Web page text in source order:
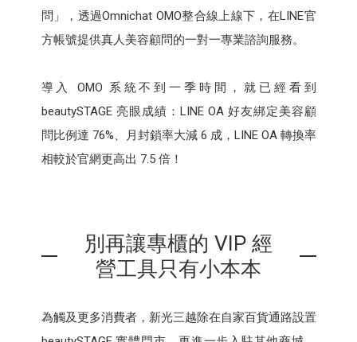
問」，透過Omnichat OMO整合線上線下，在LINE官
方帳號提供真人美容顧問的一對一專業諮詢服務。
導入 OMO 系統不到一季時間，就已經看到
beautySTAGE 亮眼成績：LINE OA 好友綁定美容顧
問比例達 76%、月封鎖率大減 6 成，LINE OA 轉換率
相較於官網更高出 7.5 倍！
別再讓專櫃的 VIP 經
營工具只有小本本
為觸及更多消費者，新光三越除在自家百貨通路設置